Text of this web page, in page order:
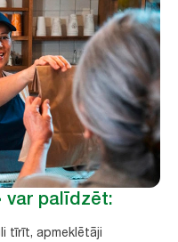
var palīdzēt:
tīrīt, apmeklētāji